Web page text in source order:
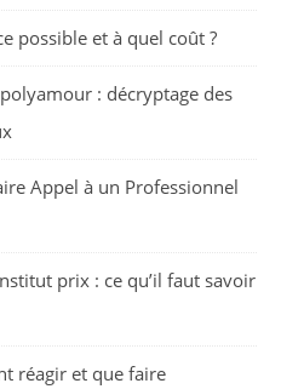
possible et à quel coût ?
: décryptage des
Appel à un Professionnel
prix : ce qu’il faut savoir
réagir et que faire